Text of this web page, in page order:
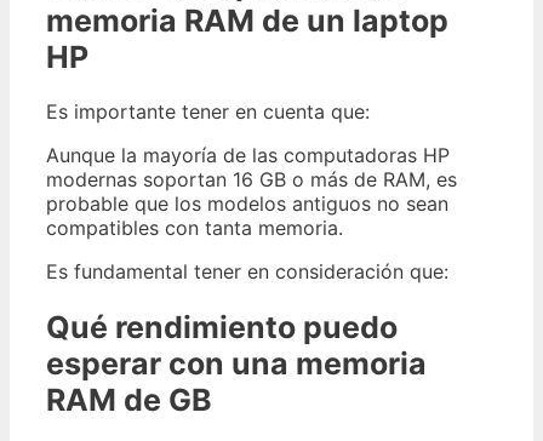
memoria RAM de un laptop
HP
Es importante tener en cuenta que:
Aunque la mayoría de las computadoras HP
modernas soportan 16 GB o más de RAM, es
probable que los modelos antiguos no sean
compatibles con tanta memoria.
Es fundamental tener en consideración que:
Qué rendimiento puedo
esperar con una memoria
RAM de GB